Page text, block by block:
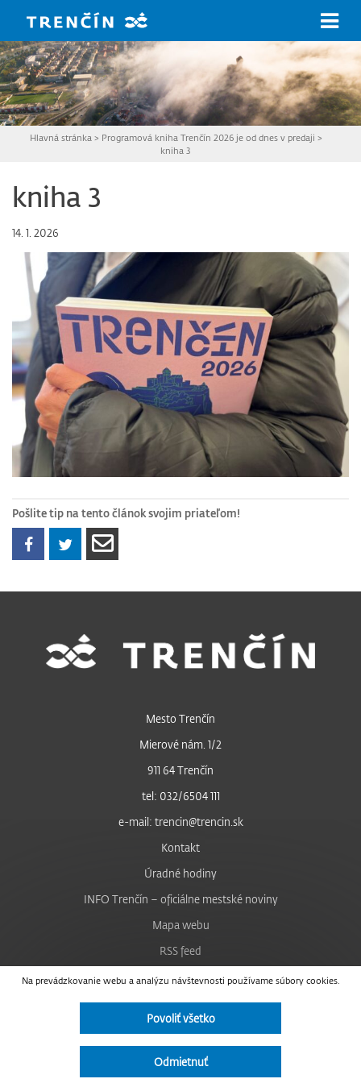
Hlavná stránka > Programová kniha Trenčín 2026 je od dnes v predaji >
kniha 3
kniha 3
14. 1. 2026
Pošlite tip na tento článok svojim priateľom!
Na prevádzkovanie webu a analýzu návštevnosti používame súbory cookies.
Povoliť všetko
Odmietnuť
Mesto Trenčín
Mierové nám. 1/2
911 64 Trenčín
tel: 032/6504 111
e-mail: trencin@trencin.sk
Kontakt
Úradné hodiny
INFO Trenčín – oficiálne mestské noviny
Mapa webu
RSS feed
Nastavenie cookies
Facebook
Instagram
Vyhlásenie o prístupnosti